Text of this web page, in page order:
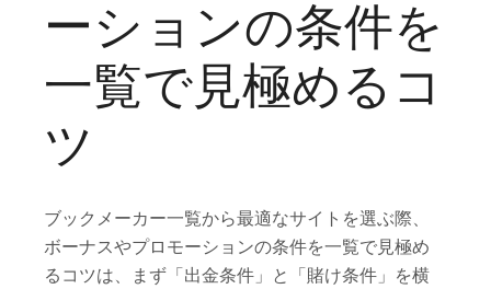
ーションの条件を
一覧で見極めるコ
ツ
ブックメーカー一覧から最適なサイトを選ぶ際、
ボーナスやプロモーションの条件を一覧で見極め
るコツは、まず「出金条件」と「賭け条件」を横